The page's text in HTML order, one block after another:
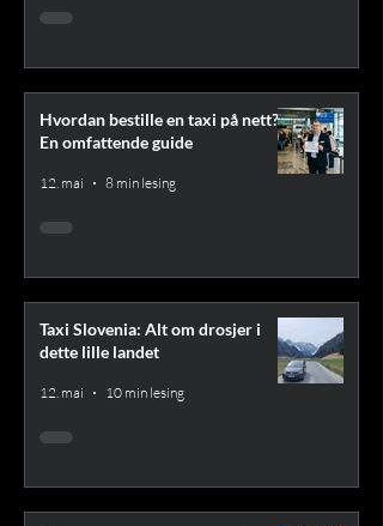
Hvordan bestille en taxi på nett?
En omfattende guide
12. mai 8 min lesing
Taxi Slovenia: Alt om drosjer i
dette lille landet
12. mai 10 min lesing